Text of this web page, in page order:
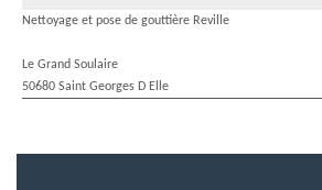
Nettoyage et pose de gouttière Reville
Le Grand Soulaire
50680 Saint Georges D Elle